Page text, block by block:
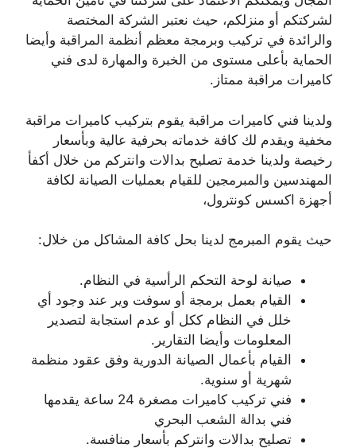
لشركتكم أو منزلكم، حيث نعتبر الشركة المختصة
والرائدة في تركيب وبرمجة معظم أنظمة المراقبة وأيضا
الحماية بأعلى مستوى من الخبرة والمهارة لدى فني
كاميرات مراقبة ممتاز.
ولدينا فني كاميرات مراقبة يقوم بتركيب كاميرات مراقبة
مخفية ويقدم لك كافة خدماته بحرفية عالية وبأسعار
رخيصة ولدينا خدمة تصليح بدالات وانتركم من خلال أكفأ
المهندسين والمبرمجين للقيام بعمليات الصيانة لكافة
أجهزة اكسس كونترول،
حيث يقوم المبرمج لدينا بحل كافة المشاكل من خلال:
صيانة لوحة التحكم الرأسية في النظام.
القيام بعمل برمجة أو سوفت وير عند وجود أي
خلل في النظام ككل أو عدم استجابة لتصدير
المعلومات وأيضا التقارير.
القيام بأعمال الصيانة الدورية وفق عقود منظمة
شهرية أو سنوية.
فني تركيب كاميرات مصغرة 24 ساعة يقدمها
فني بدالة الشعب البحري
تصليح بدالات وانتركم بأسعار منافسة.